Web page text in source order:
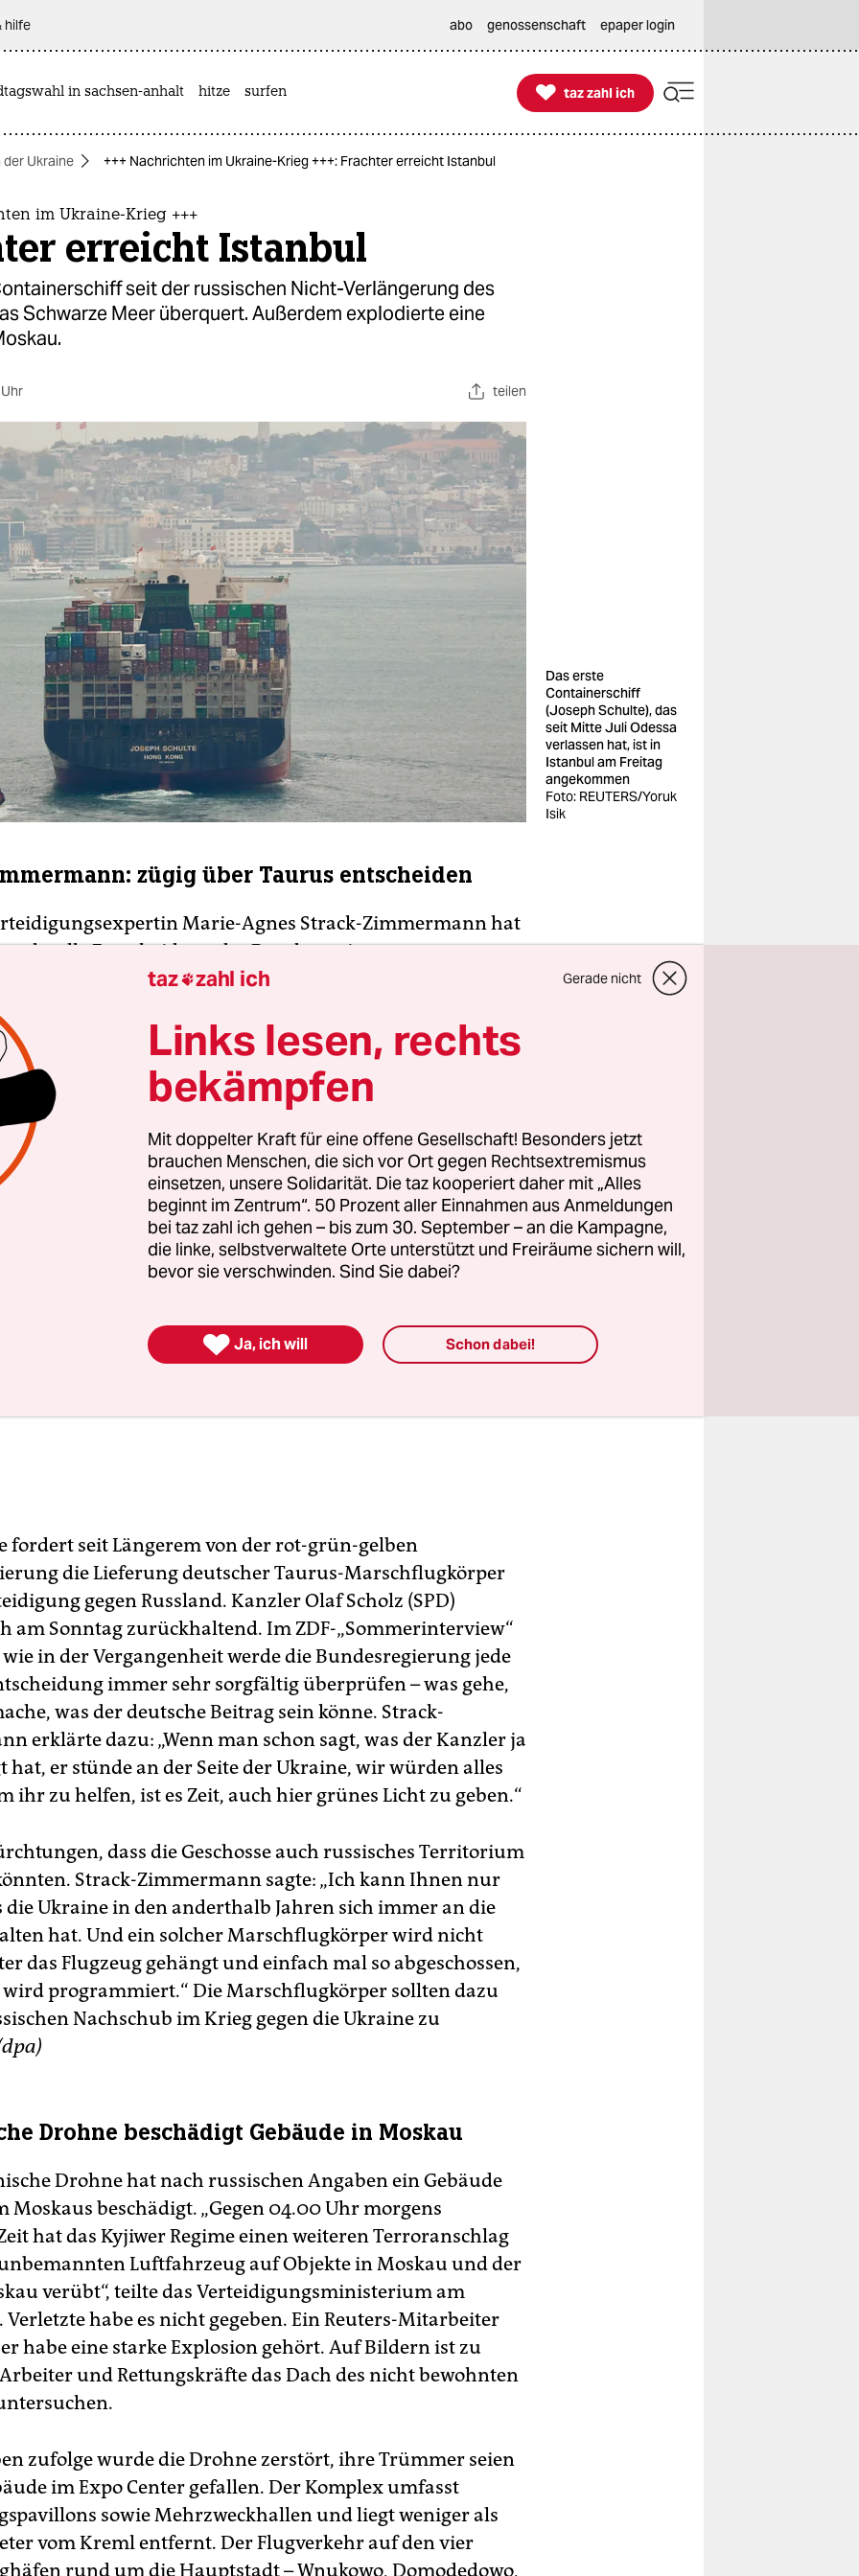
hilfe abo genossenschaft epaper login
in sachsen-anhalt hitze surfen 
taz zahl ich
taz zahl ich
der Ukraine +++ Nachrichten im Ukraine-Krieg +++: Frachter erreicht Istanbul
im Ukraine-Krieg +++
erreicht Istanbul
seit der russischen Nicht-Verlängerung des
Schwarze Meer überquert. Außerdem explodierte eine
teilen
Das erste
Containerschiff
(Joseph Schulte), das
seit Mitte Juli Odessa
verlassen hat, ist in
Istanbul am Freitag
angekommen
Foto: REUTERS/Yoruk
Isik
zügig über Taurus entscheiden
Marie-Agnes Strack-Zimmermann hat
schnelle Entscheidung der Bundesregierung zur
Taurus-Marschflugkörpern an die Ukraine
Sie sagte am Freitag im ARD-„Morgenmagazin“: „Wir
und wir müssen schnell entscheiden.“ Die Ukraine müsse
schnell bekommen. Strack-Zimmermann
dass in der Ukraine jeden Tag Menschen sterben,
und Frauen vergewaltigt würden. Eine
Diskussion könne man sich deshalb nicht erlauben.
fordert seit Längerem von der rot-grün-gelben
die Lieferung deutscher Taurus-Marschflugkörper
gegen Russland. Kanzler Olaf Scholz (SPD)
am Sonntag zurückhaltend. Im ZDF-„Sommerinterview“
wie in der Vergangenheit werde die Bundesregierung jede
immer sehr sorgfältig überprüfen – was gehe,
was der deutsche Beitrag sein könne. Strack-
erklärte dazu: „Wenn man schon sagt, was der Kanzler ja
hat, er stünde an der Seite der Ukraine, wir würden alles
ihr zu helfen, ist es Zeit, auch hier grünes Licht zu geben.“
dass die Geschosse auch russisches Territorium
Strack-Zimmermann sagte: „Ich kann Ihnen nur
die Ukraine in den anderthalb Jahren sich immer an die
hat. Und ein solcher Marschflugkörper wird nicht
das Flugzeug gehängt und einfach mal so abgeschossen,
wird programmiert.“ Die Marschflugkörper sollten dazu
Nachschub im Krieg gegen die Ukraine zu
Drohne beschädigt Gebäude in Moskau
Drohne hat nach russischen Angaben ein Gebäude
Moskaus beschädigt. „Gegen 04.00 Uhr morgens
hat das Kyjiwer Regime einen weiteren Terroranschlag
Luftfahrzeug auf Objekte in Moskau und der
verübt“, teilte das Verteidigungsministerium am
Verletzte habe es nicht gegeben. Ein Reuters-Mitarbeiter
habe eine starke Explosion gehört. Auf Bildern ist zu
und Rettungskräfte das Dach des nicht bewohnten
zufolge wurde die Drohne zerstört, ihre Trümmer seien
im Expo Center gefallen. Der Komplex umfasst
sowie Mehrzweckhallen und liegt weniger als
vom Kreml entfernt. Der Flugverkehr auf den vier
rund um die Hauptstadt – Wnukowo, Domodedowo,
taz zahl ich Gerade nicht
Links lesen, rechts
bekämpfen
Mit doppelter Kraft für eine offene Gesellschaft! Besonders jetzt
brauchen Menschen, die sich vor Ort gegen Rechtsextremismus
einsetzen, unsere Solidarität. Die taz kooperiert daher mit „Alles
beginnt im Zentrum“. 50 Prozent aller Einnahmen aus Anmeldungen
bei taz zahl ich gehen – bis zum 30. September – an die Kampagne,
die linke, selbstverwaltete Orte unterstützt und Freiräume sichern will,
bevor sie verschwinden. Sind Sie dabei?
 Ja, ich will Schon dabei!